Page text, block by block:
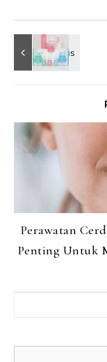
Perawatan
Penting Untuk